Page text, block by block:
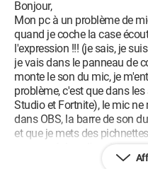
Bonjour,
Mon pc à un problème de
quand je coche la case
l'expression !!! (je sais, je
je vais dans le panneau de
monte le son du mic, je
problème, c'est que dans
Studio et Fortnite), le mic
dans OBS, la barre de son
et que je mets des
remarqué dans l'onglet
mes tests, c'est que les